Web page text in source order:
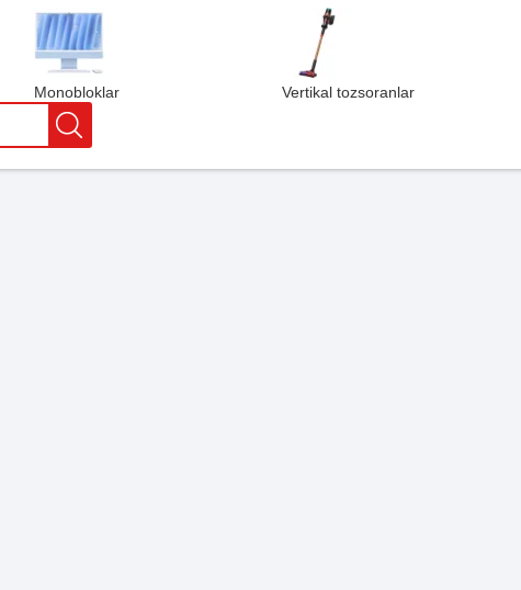
Monobloklar Vertikal tozsoranlar